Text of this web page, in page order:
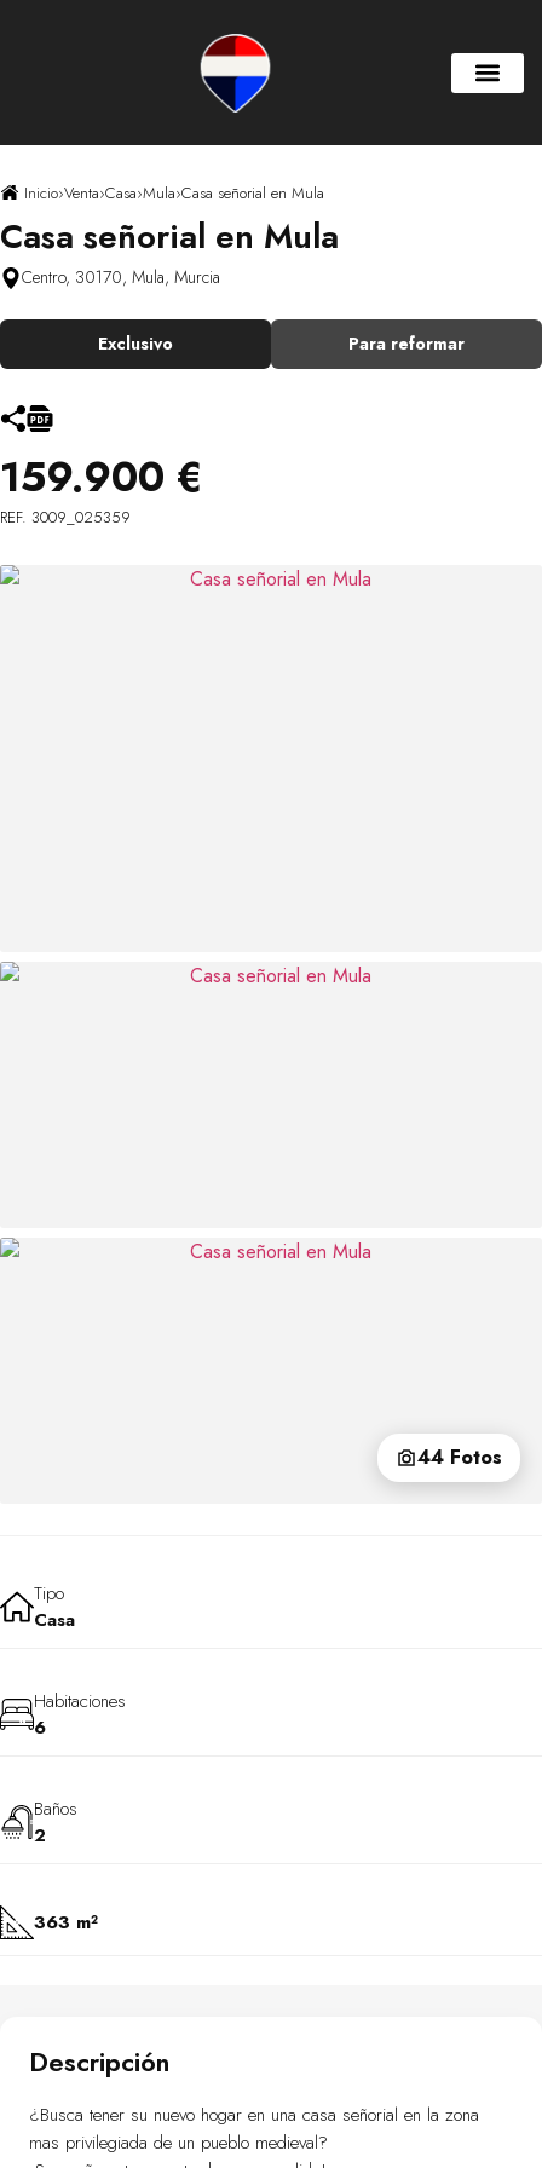
Inicio›Venta›Casa›Mula›Casa señorial en Mula
Casa señorial en Mula
Centro, 30170, Mula, Murcia
Exclusivo Para reformar
159.900 €
REF. 3009_025359
44 Fotos
Tipo
Casa
Habitaciones
6
Baños
2
363 m²
Descripción
¿Busca tener su nuevo hogar en una casa señorial en la zona
mas privilegiada de un pueblo medieval?